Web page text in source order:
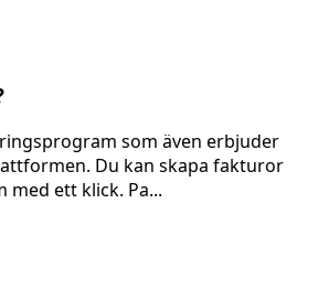
som även erbjuder
Du kan skapa fakturor
med ett klick. Pa...